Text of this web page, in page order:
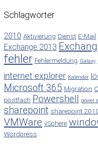
Schlagwörter
2010 Aktivierung Dienst E-Mail
Exchange 2013
fehler Fehlermeldung Galaxy
internet explorer Kalender
Microsoft 365 Migration
postfach Powershell power
sharepoint sharepoint
VMWare vSphere
Wordpress